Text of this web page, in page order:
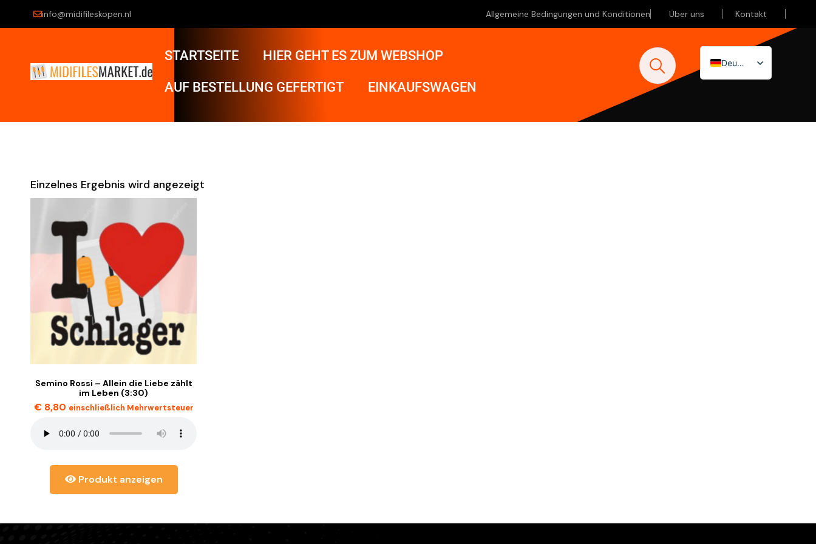
info@midifileskopen.nl Allgemeine Bedingungen und Konditionen Über uns Kontakt
STARTSEITE HIER GEHT ES ZUM WEBSHOP
AUF BESTELLUNG GEFERTIGT EINKAUFSWAGEN
Deutsch
Nederlands
Einzelnes Ergebnis wird angezeigt
Semino Rossi – Allein die Liebe zählt
im Leben (3:30)
€8,80 einschließlich Mehrwertsteuer
Produkt anzeigen